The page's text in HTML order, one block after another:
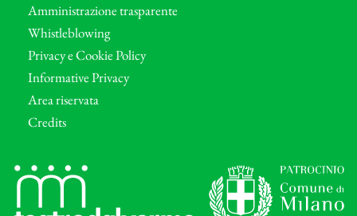
Amministrazione trasparente
Whistleblowing
Privacy e Cookie Policy
Informative Privacy
Area riservata
Credits